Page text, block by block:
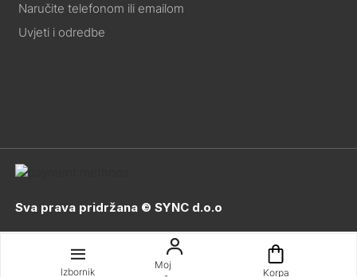
Izbornik
Moj
Korpa
Naručite telefonom ili emailom
Uvjeti i odredbe
Sva prava pridržana © SYNC d.o.o